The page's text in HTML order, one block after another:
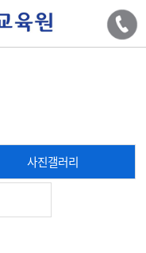
사진갤러리